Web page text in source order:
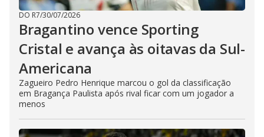
DO R7/30/07/2026
Bragantino vence Sporting
Cristal e avança às oitavas da Sul-
Americana
Zagueiro Pedro Henrique marcou o gol da classificação
em Bragança Paulista após rival ficar com um jogador a
menos